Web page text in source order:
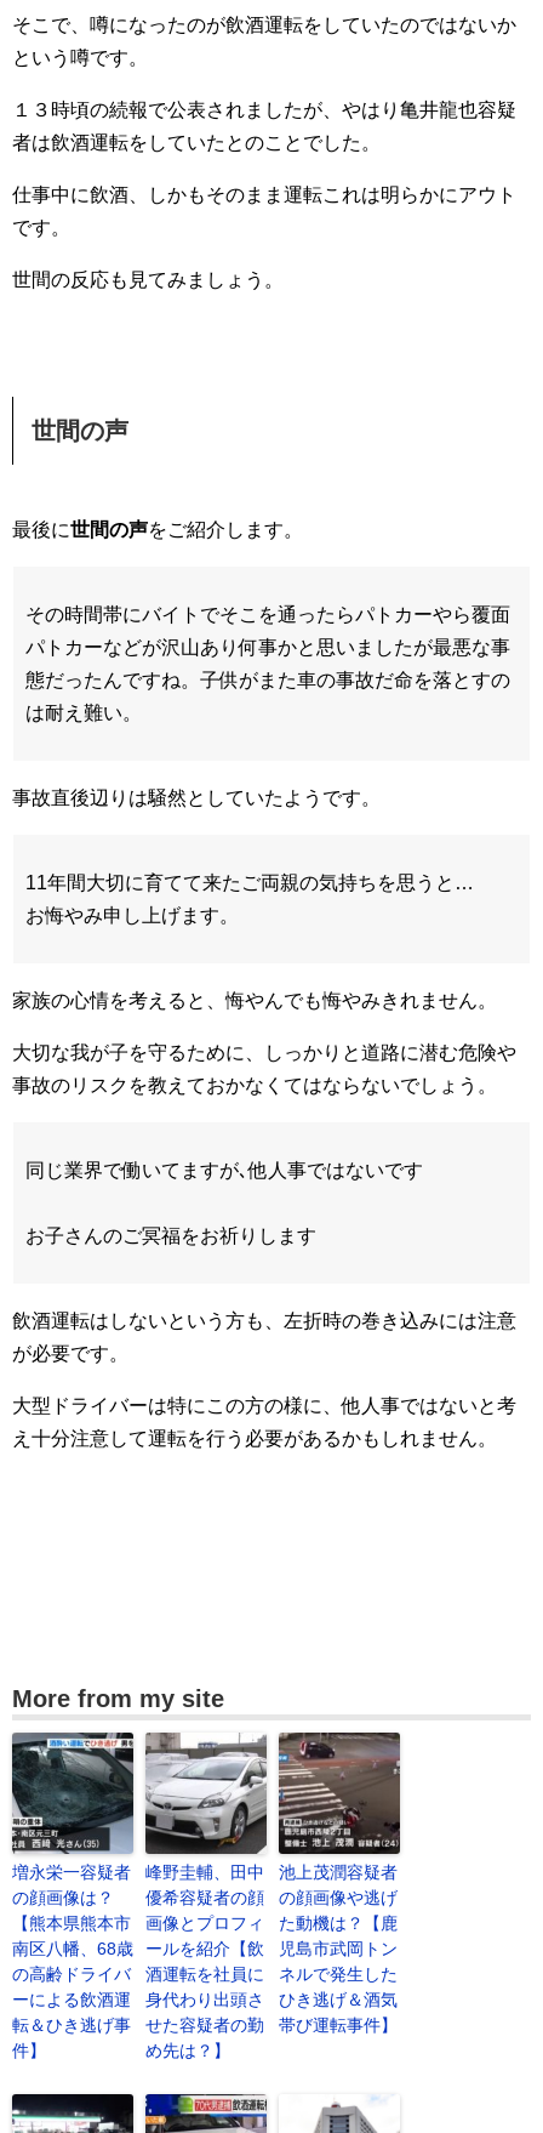
そこで、噂になったのが飲酒運転をしていたのではないか
という噂です。
１３時頃の続報で公表されましたが、やはり亀井龍也容疑
者は飲酒運転をしていたとのことでした。
仕事中に飲酒、しかもそのまま運転これは明らかにアウト
です。
世間の反応も見てみましょう。
世間の声
最後に世間の声をご紹介します。
その時間帯にバイトでそこを通ったらパトカーやら覆面
パトカーなどが沢山あり何事かと思いましたが最悪な事
態だったんですね。子供がまた車の事故だ命を落とすの
は耐え難い。
事故直後辺りは騒然としていたようです。
11年間大切に育てて来たご両親の気持ちを思うと…
お悔やみ申し上げます。
家族の心情を考えると、悔やんでも悔やみきれません。
大切な我が子を守るために、しっかりと道路に潜む危険や
事故のリスクを教えておかなくてはならないでしょう。
同じ業界で働いてますが､他人事ではないです
お子さんのご冥福をお祈りします
飲酒運転はしないという方も、左折時の巻き込みには注意
が必要です。
大型ドライバーは特にこの方の様に、他人事ではないと考
え十分注意して運転を行う必要があるかもしれません。
More from my site
増永栄一容疑者
の顔画像は？
【熊本県熊本市
南区八幡、68歳
の高齢ドライバ
ーによる飲酒運
転＆ひき逃げ事
件】
峰野圭輔、田中
優希容疑者の顔
画像とプロフィ
ールを紹介【飲
酒運転を社員に
身代わり出頭さ
せた容疑者の勤
め先は？】
池上茂潤容疑者
の顔画像や逃げ
た動機は？【鹿
児島市武岡トン
ネルで発生した
ひき逃げ＆酒気
帯び運転事件】